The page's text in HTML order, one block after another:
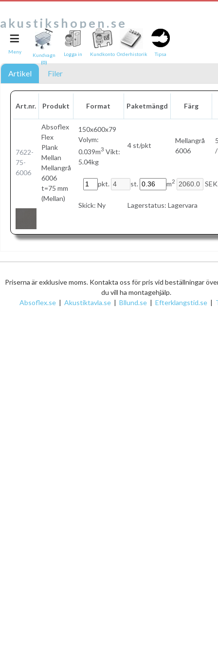
akustikshopen.se
Artikel Filer
Art.nr. Produkt Format Paketmängd Färg
7622-
75-
6006
Absoflex
Flex
Plank
Mellan
Mellangrå
6006
t=75 mm
(Mellan)
150x600x79
Volym:
0.039m3 Vikt:
5.04kg
4 st/pkt
Mellangrå
6006
pkt. st. m2
Skick: Ny Lagerstatus: Lagervara
≡
Meny
Kundvagn
(0)
Logga in Kundkonto Orderhistorik Tipsa
Priserna är exklusive moms. Kontakta oss för pris vid beställningar
du vill ha montagehjälp.
Absoflex.se | Akustiktavla.se | Bllund.se | Efterklangstid.se |
Tipsa en vän:
e-post*
Text